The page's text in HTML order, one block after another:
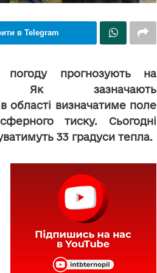
в Telegram
прогнозують на
Як зазначають
області визначатиме поле
тиску. Сьогодні
33 градуси тепла.